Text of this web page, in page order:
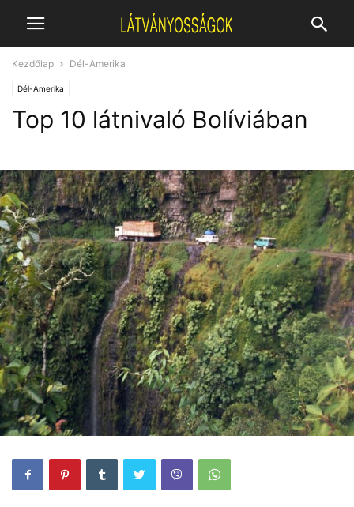
Kezdőlap Dél-Amerika
Dél-Amerika
Top 10 látnivaló Bolíviában